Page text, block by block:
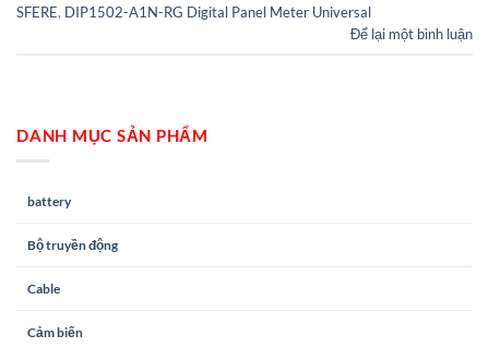
SFERE, DIP1502-A1N-RG Digital Panel Meter Universal
Để lại một bình luận
DANH MỤC SẢN PHẨM
battery
Bộ truyền động
Cable
Cảm biến